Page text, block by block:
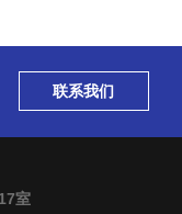
联系我们
室